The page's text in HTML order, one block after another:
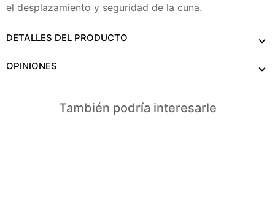
el desplazamiento y seguridad de la cuna.
DETALLES DEL PRODUCTO
OPINIONES
También podría interesarle